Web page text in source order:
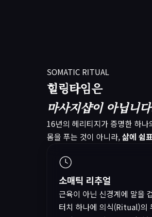
SOMATIC RITUAL
힐링타임은
마사지샵이 아닙니
16년의 헤리티지가 증명한 하
몸을 푸는 것이 아니라,삶에 쉼
소매틱 리추얼
근육이 아닌 신경계에 말을
터치 하나에 의식(Ritual)의